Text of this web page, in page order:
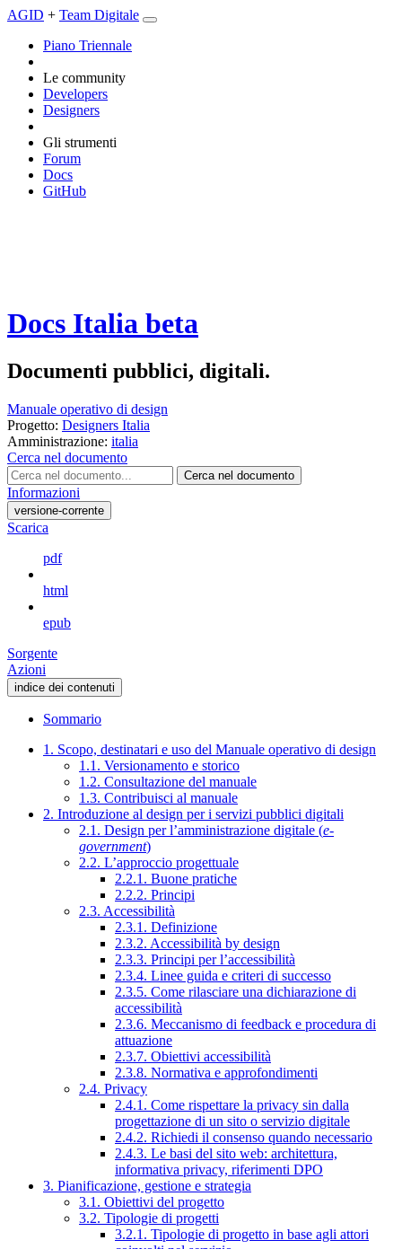
AGID + Team Digitale
Piano Triennale
Le community
Developers
Designers
Gli strumenti
Forum
Docs
GitHub
Docs Italia beta
Documenti pubblici, digitali.
Manuale operativo di design
Progetto: Designers Italia
Amministrazione: italia
Cerca nel documento
Cerca nel documento
Informazioni
versione-corrente
Scarica
pdf
html
epub
Sorgente
Azioni
indice dei contenuti
Sommario
1. Scopo, destinatari e uso del Manuale operativo di design
1.1. Versionamento e storico
1.2. Consultazione del manuale
1.3. Contribuisci al manuale
2. Introduzione al design per i servizi pubblici digitali
2.1. Design per l’amministrazione digitale (e-
government)
2.2. L’approccio progettuale
2.2.1. Buone pratiche
2.2.2. Principi
2.3. Accessibilità
2.3.1. Definizione
2.3.2. Accessibilità by design
2.3.3. Principi per l’accessibilità
2.3.4. Linee guida e criteri di successo
2.3.5. Come rilasciare una dichiarazione di
accessibilità
2.3.6. Meccanismo di feedback e procedura di
attuazione
2.3.7. Obiettivi accessibilità
2.3.8. Normativa e approfondimenti
2.4. Privacy
2.4.1. Come rispettare la privacy sin dalla
progettazione di un sito o servizio digitale
2.4.2. Richiedi il consenso quando necessario
2.4.3. Le basi del sito web: architettura,
informativa privacy, riferimenti DPO
3. Pianificazione, gestione e strategia
3.1. Obiettivi del progetto
3.2. Tipologie di progetti
3.2.1. Tipologie di progetto in base agli attori